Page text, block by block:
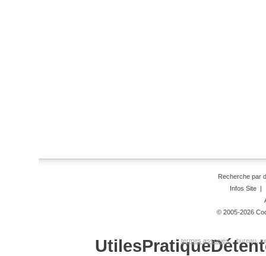
Recherche par
Infos Site|
© 2005-2026
termes associés: bureau,
UtilesPratique